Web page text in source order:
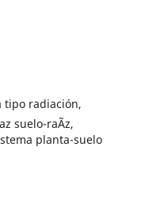
tipo radiación,
suelo-raÃ­z,
planta-suelo